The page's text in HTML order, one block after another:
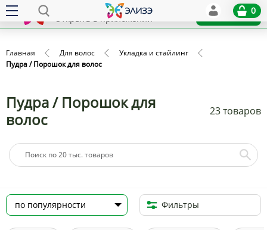
x
Открыть в приложении
Установить
0
Главная Для волос
Укладка и стайлинг
Пудра / Порошок для волос
Пудра / Порошок для
волос
23 товаров
Фильтры